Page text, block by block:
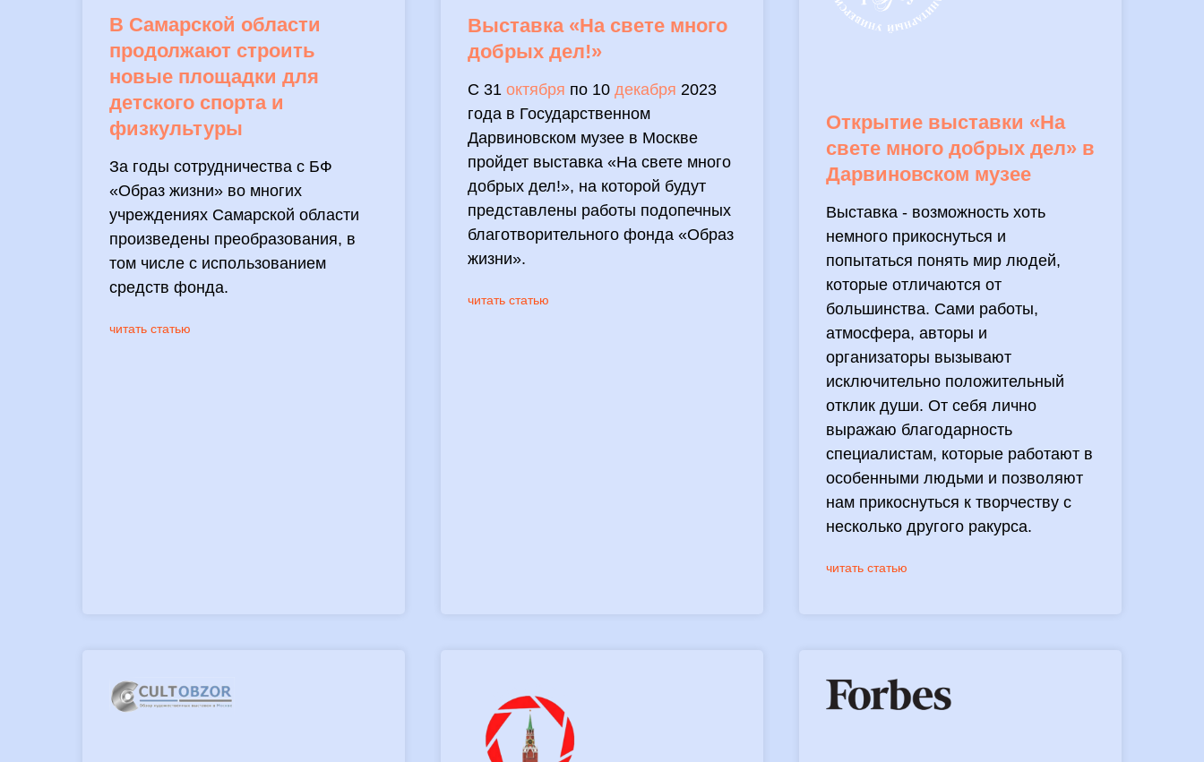
В Самарской области
продолжают строить
новые площадки для
детского спорта и
физкультуры
За годы сотрудничества с БФ
«Образ жизни» во многих
учреждениях Самарской области
произведены преобразования, в
том числе с использованием
средств фонда.
читать статью
Выставка «На свете много
добрых дел!»
С 31 октября по 10 декабря 2023
года в Государственном
Дарвиновском музее в Москве
пройдет выставка «На свете много
добрых дел!», на которой будут
представлены работы подопечных
благотворительного фонда «Образ
жизни».
читать статью
Открытие выставки «На
свете много добрых дел» в
Дарвиновском музее
Выставка - возможность хоть
немного прикоснуться и
попытаться понять мир людей,
которые отличаются от
большинства. Сами работы,
атмосфера, авторы и
организаторы вызывают
исключительно положительный
отклик души. От себя лично
выражаю благодарность
специалистам, которые работают в
особенными людьми и позволяют
нам прикоснуться к творчеству с
несколько другого ракурса.
читать статью